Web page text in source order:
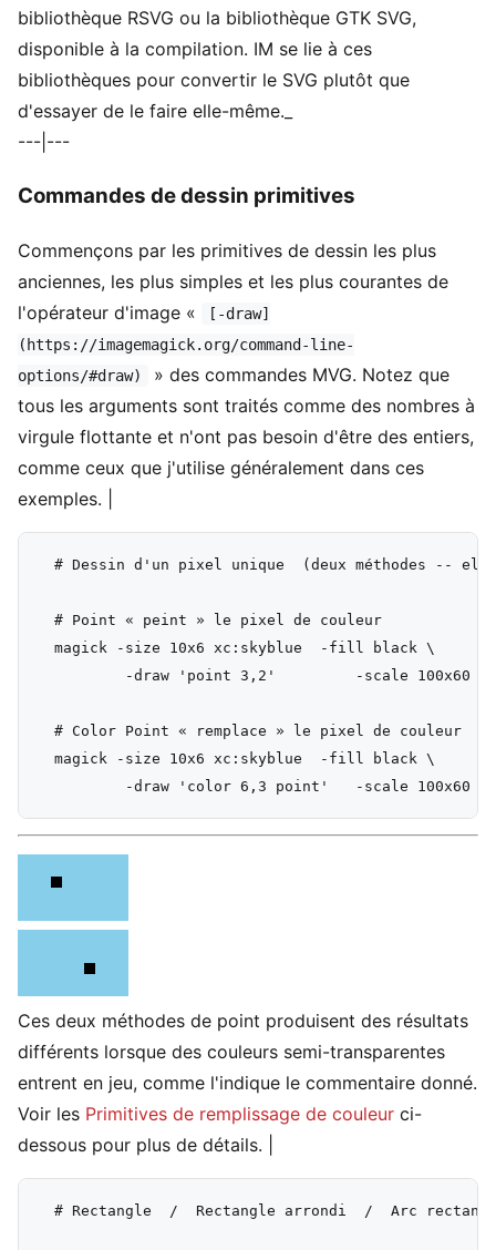
bibliothèque RSVG ou la bibliothèque GTK SVG,
disponible à la compilation. IM se lie à ces
bibliothèques pour convertir le SVG plutôt que
d'essayer de le faire elle-même._
---|---
Commandes de dessin primitives
Commençons par les primitives de dessin les plus
anciennes, les plus simples et les plus courantes de
l'opérateur d'image «
[-draw]
(https://imagemagick.org/command-line-
options/#draw)
» des commandes MVG. Notez que
tous les arguments sont traités comme des nombres à
virgule flottante et n'ont pas besoin d'être des entiers,
comme ceux que j'utilise généralement dans ces
exemples.
# Dessin d'un pixel unique  (deux méthodes --
  # Point « peint » le pixel de couleur
  magick -size 10x6 xc:skyblue  -fill black \
-draw 'point 3,2'         -scale 100x60
  # Color Point « remplace » le pixel de couleur
  magick -size 10x6 xc:skyblue  -fill black \
Ces deux méthodes de point produisent des résultats
différents lorsque des couleurs semi-transparentes
entrent en jeu, comme l'indique le commentaire donné.
Voir les Primitives de remplissage de couleur ci-
dessous pour plus de détails.
# Rectangle  /  Rectangle arrondi  /  Arc